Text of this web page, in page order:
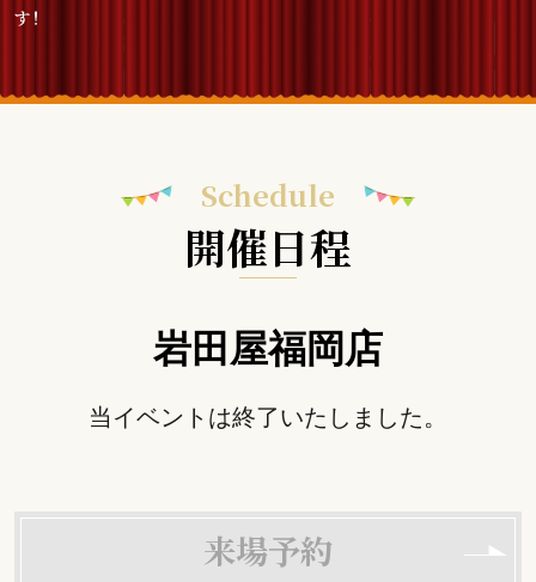
Schedule
開催日程
岩田屋福岡店
当イベントは終了いたしました。
来場予約